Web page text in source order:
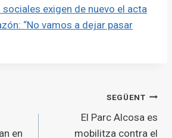
exigen de nuevo el acta
“No vamos a dejar pasar
en
SEGÜENT
El Parc Alcosa es
mobilitza contra el